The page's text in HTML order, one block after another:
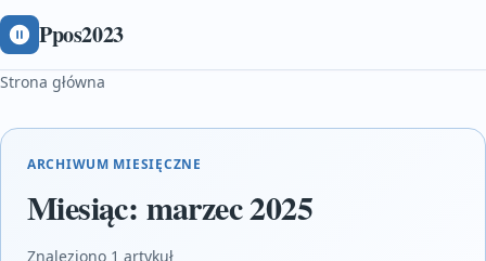
Ppos2023
Strona główna
ARCHIWUM MIESIĘCZNE
Miesiąc: marzec 2025
Znaleziono 1 artykuł